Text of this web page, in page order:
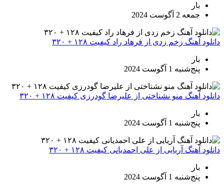
بار
جمعه 2 آگوست 2024
دانلود آهنگ زخم زدی از فرهاد راد کیفیت ۱۲۸ + ۳۲۰
بار
پنج‌شنبه 1 آگوست 2024
دانلود آهنگ منو نشناختی از علیرضا گودرزی کیفیت ۱۲۸ + ۳۲۰
بار
پنج‌شنبه 1 آگوست 2024
دانلود آهنگ آریایی از علی احمدیانی کیفیت ۱۲۸ + ۳۲۰
بار
پنج‌شنبه 1 آگوست 2024